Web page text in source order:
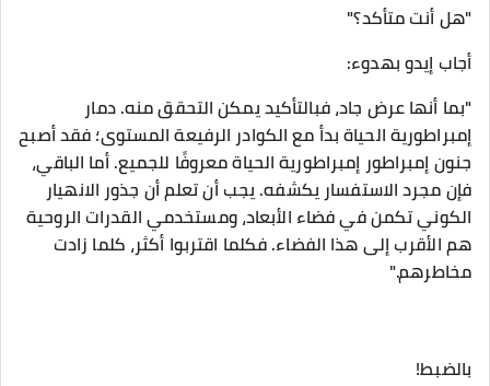
"هل أنت متأكد؟"
أجاب إيدو بهدوء:
"بما أنها عرض جاد، فبالتأكيد يمكن التحقق منه. دمار
إمبراطورية الحياة بدأ مع الكوادر الرفيعة المستوى؛ فقد أصبح
جنون إمبراطور إمبراطورية الحياة معروفًا للجميع. أما الباقي،
فإن مجرد الاستفسار يكشفه. يجب أن تعلم أن جذور الانهيار
الكوني تكمن في فضاء الأبعاد، ومستخدمي القدرات الروحية
هم الأقرب إلى هذا الفضاء. فكلما اقتربوا أكثر، كلما زادت
مخاطرهم."
بالضبط!